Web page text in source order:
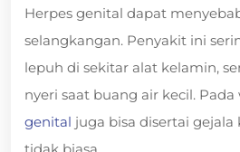
Herpes genital dapat
selangkangan. Penyakit ini
lepuh di sekitar alat kelamin,
nyeri saat buang air kecil. Pada
genital juga bisa disertai
tidak biasa.